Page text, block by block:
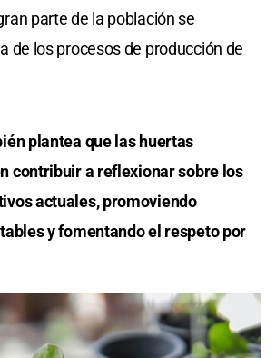
parte de la población se
de los procesos de producción de
plantea que las huertas
contribuir a reflexionar sobre los
actuales, promoviendo
y fomentando el respeto por